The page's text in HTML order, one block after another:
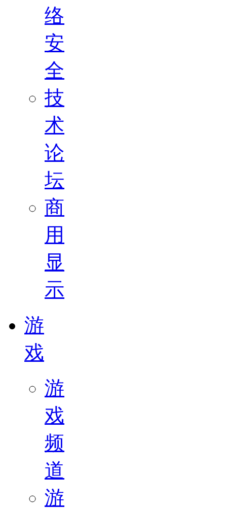
络
安
全
技
术
论
坛
商
用
显
示
游
戏
游
戏
频
道
游